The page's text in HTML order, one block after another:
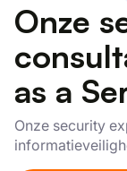
Onze
as a
Onze security